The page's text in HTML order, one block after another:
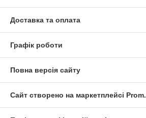
Спиннинги
Более 60 моделей спиннингов
рабочими параметрами и
Доставка та оплата
Графік роботи
Повна версія сайту
Сайт створено на маркетплейсі